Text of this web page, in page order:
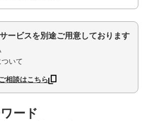
ービスを別途ご用意しております
いて
相談はこちら
ード